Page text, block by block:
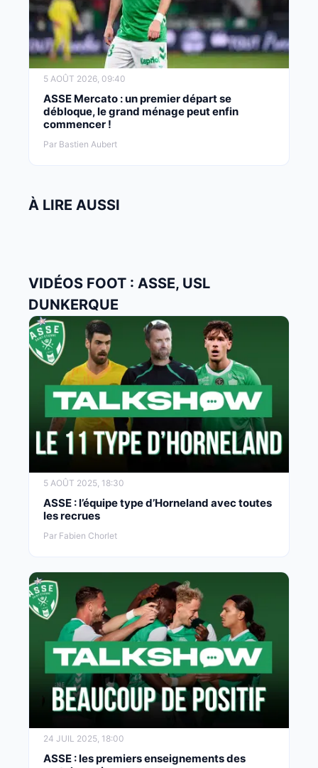
5 AOÛT 2026, 09:40
ASSE Mercato : un premier départ se
débloque, le grand ménage peut enfin
commencer !
Par Bastien Aubert
À LIRE AUSSI
VIDÉOS FOOT : ASSE, USL
DUNKERQUE
5 AOÛT 2025, 18:30
ASSE : l’équipe type d’Horneland avec toutes
les recrues
Par Fabien Chorlet
24 JUIL 2025, 18:00
ASSE : les premiers enseignements des